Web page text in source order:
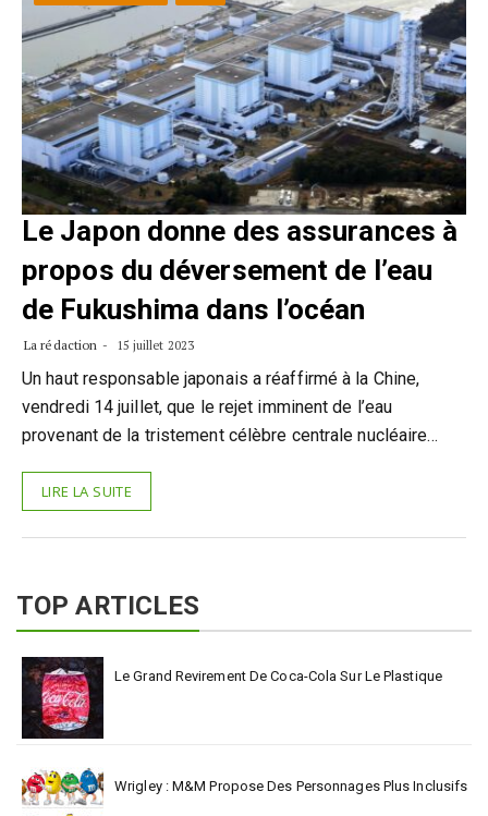
Le Japon donne des assurances à
propos du déversement de l’eau
de Fukushima dans l’océan
La rédaction 15 juillet 2023
Un haut responsable japonais a réaffirmé à la Chine,
vendredi 14 juillet, que le rejet imminent de l’eau
provenant de la tristement célèbre centrale nucléaire…
LIRE LA SUITE
TOP ARTICLES
Le Grand Revirement De Coca-Cola Sur Le Plastique
Wrigley : M&M Propose Des Personnages Plus Inclusifs